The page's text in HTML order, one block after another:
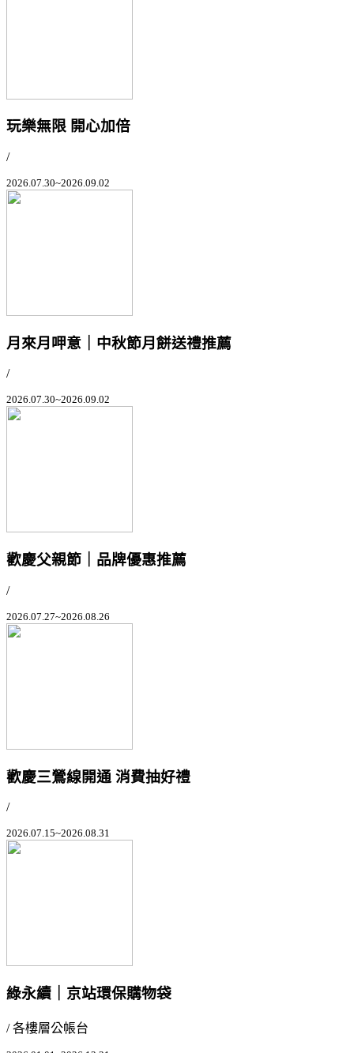
玩樂無限 開心加倍
/
2026.07.30~2026.09.02
月來月呷意｜中秋節月餅送禮推薦
/
2026.07.30~2026.09.02
歡慶父親節｜品牌優惠推薦
/
2026.07.27~2026.08.26
歡慶三鶯線開通 消費抽好禮
/
2026.07.15~2026.08.31
綠永續｜京站環保購物袋
/ 各樓層公帳台